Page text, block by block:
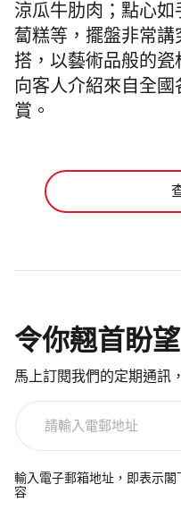
涼瓜牛肋肉；點心如
蔔糕等，擺盤非常
搭，以藝術品般的瓷
向客人介紹來自全
賞。
令你翹首盼
馬上訂閱我們的定期通訊
電
郵
輸入電子郵箱地址，即表示閣
容